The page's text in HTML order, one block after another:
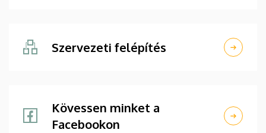
Szervezeti felépítés
Kövessen minket a
Facebookon